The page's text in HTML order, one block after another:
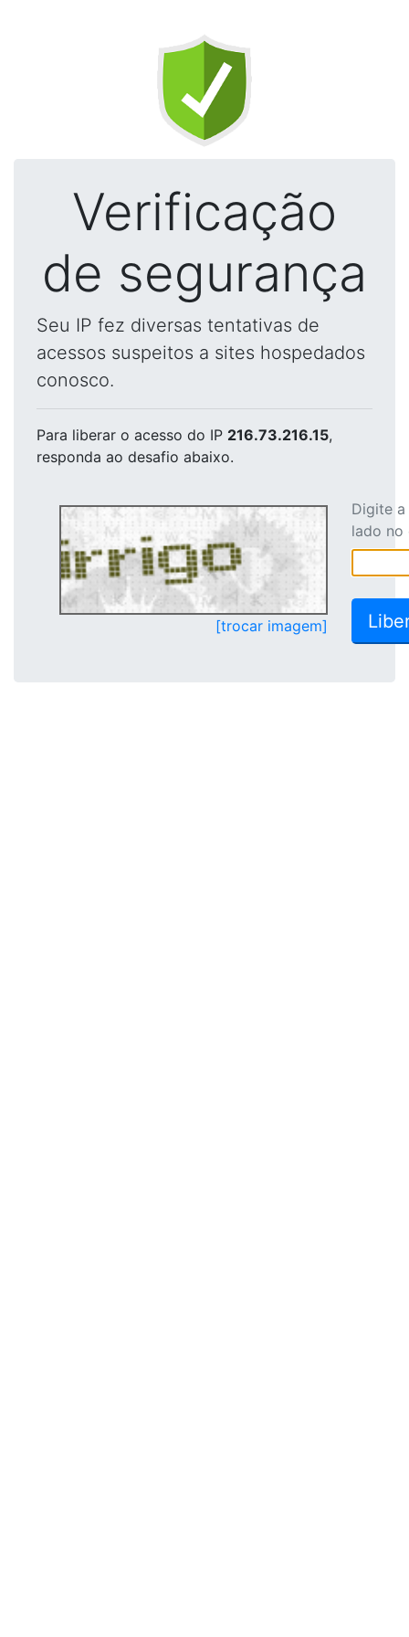
Verificação
de segurança
Seu IP fez diversas tentativas de
acessos suspeitos a sites hospedados
conosco.
Para liberar o acesso do IP 216.73.216.15,
responda ao desafio abaixo.
[trocar imagem]
Digite
lado no